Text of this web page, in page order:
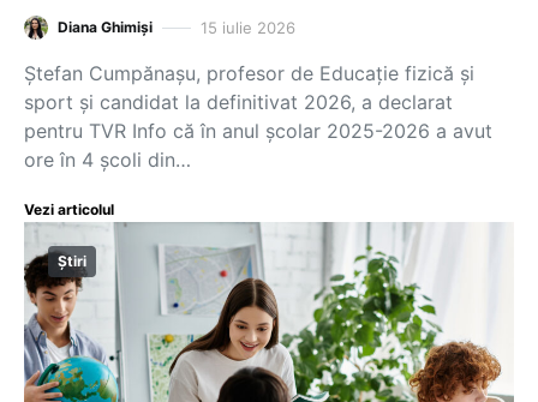
Diana Ghimiși 15 iulie 2026
Ştefan Cumpănaşu, profesor de Educație fizică și
sport și candidat la definitivat 2026, a declarat
pentru TVR Info că în anul școlar 2025-2026 a avut
ore în 4 școli din…
Vezi articolul
Știri